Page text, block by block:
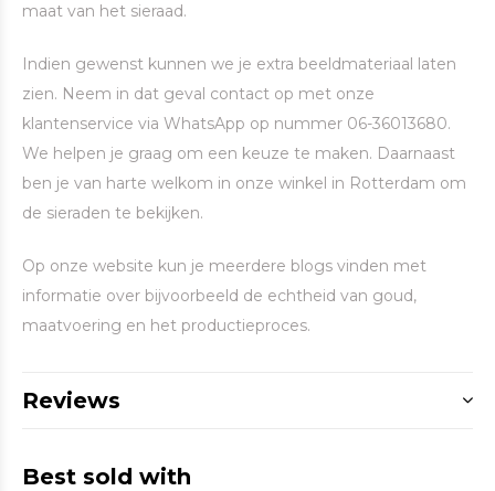
maat van het sieraad.
Indien gewenst kunnen we je extra beeldmateriaal laten
zien. Neem in dat geval contact op met onze
klantenservice via WhatsApp op nummer 06-36013680.
We helpen je graag om een keuze te maken. Daarnaast
ben je van harte welkom in onze winkel in Rotterdam om
de sieraden te bekijken.
Op onze website kun je meerdere blogs vinden met
informatie over bijvoorbeeld de echtheid van goud,
maatvoering en het productieproces.
Reviews
Best sold with